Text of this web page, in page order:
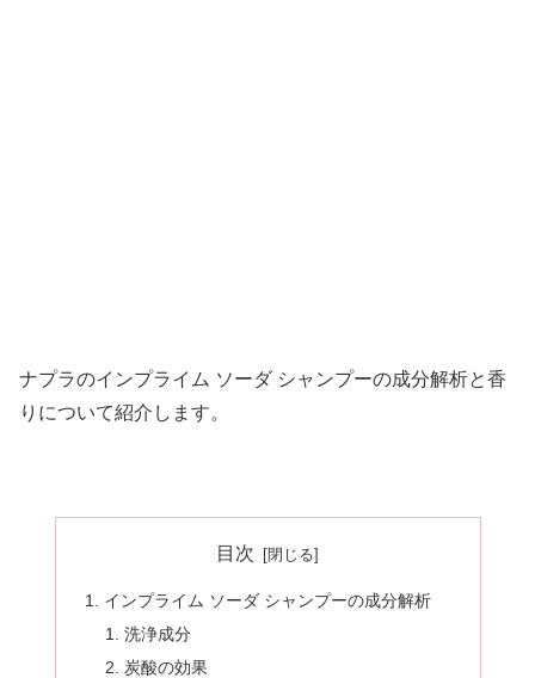
ナプラのインプライム ソーダ シャンプーの成分解析と香
りについて紹介します。
目次
インプライム ソーダ シャンプーの成分解析
洗浄成分
炭酸の効果